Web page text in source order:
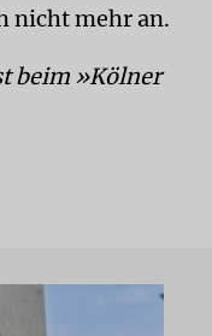
nicht mehr an.
beim »Kölner